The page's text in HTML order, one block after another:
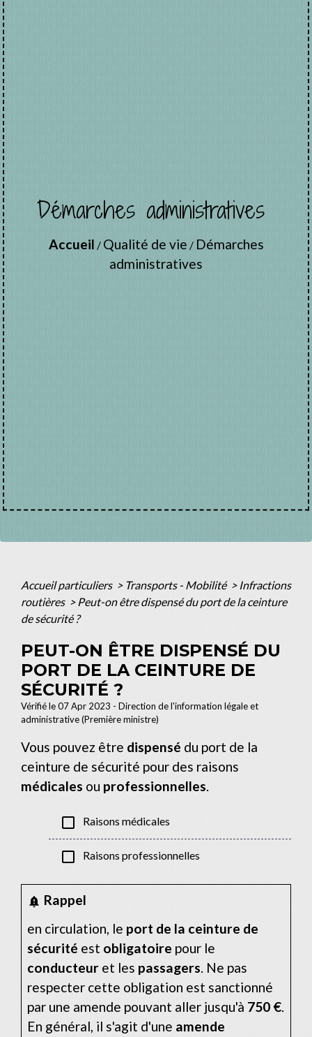
Démarches administratives
Accueil / Qualité de vie / Démarches
administratives
Accueil particuliers > Transports - Mobilité > Infractions
routières > Peut-on être dispensé du port de la ceinture
de sécurité ?
PEUT-ON ÊTRE DISPENSÉ DU
PORT DE LA CEINTURE DE
SÉCURITÉ ?
Vérifié le 07 Apr 2023 - Direction de l'information légale et
administrative (Première ministre)
Vous pouvez être dispensé du port de la
ceinture de sécurité pour des raisons
médicales ou professionnelles
check_box_outline_blank Raisons médicales
check_box_outline_blank Raisons professionnelles
notification_important Rappel
en circulation, le port de la ceinture de
sécurité est obligatoire pour le
conducteur et les passagers. Ne pas
respecter cette obligation est sanctionné
par une amende pouvant aller jusqu'à 750 €.
En général, il s'agit d'une amende